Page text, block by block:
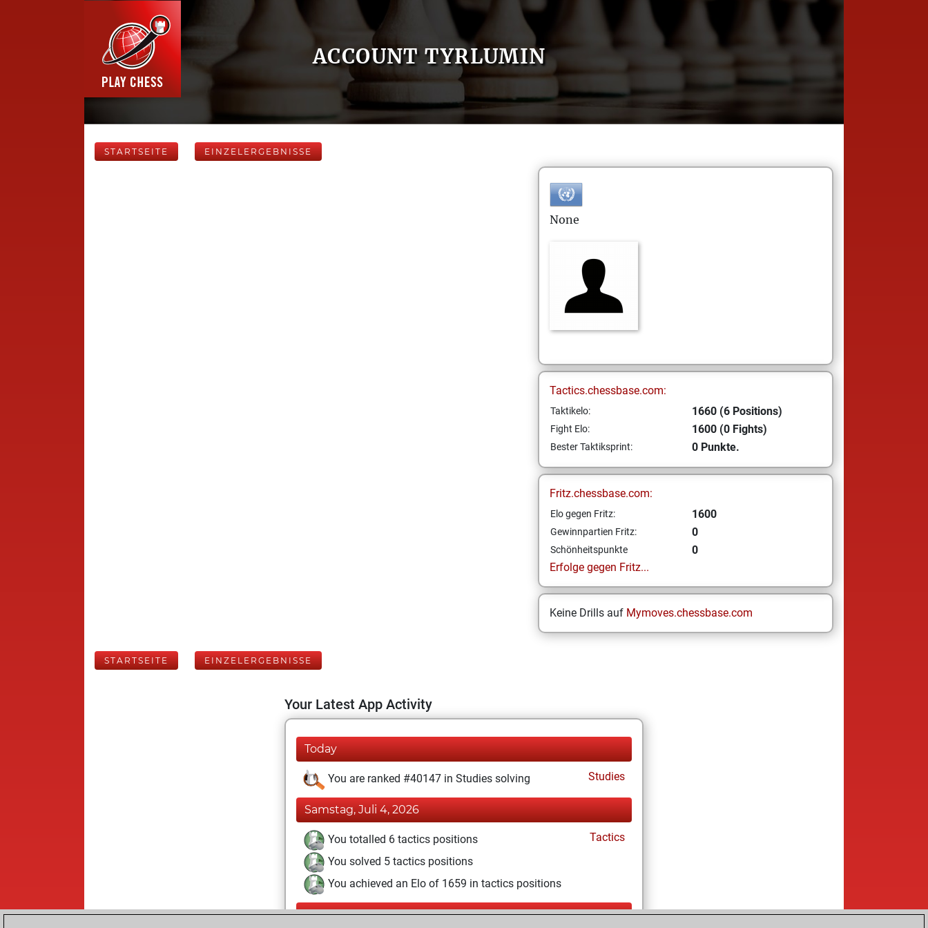
ACCOUNT TYRLUMIN
STARTSEITE EINZELERGEBNISSE
None
Tactics.chessbase.com:
Taktikelo: 1660 (6 Positions)
Fight Elo: 1600 (0 Fights)
Bester Taktiksprint: 0 Punkte.
Fritz.chessbase.com:
Elo gegen Fritz: 1600
Gewinnpartien Fritz: 0
Schönheitspunkte
0
Erfolge gegen Fritz...
Keine Drills auf Mymoves.chessbase.com
STARTSEITE EINZELERGEBNISSE
Your Latest App Activity
Today
You are ranked #40147 in Studies solving Studies
Samstag, Juli 4, 2026
You totalled 6 tactics positions
Tactics
You solved 5 tactics positions
You achieved an Elo of 1659 in tactics positions
Freitag, Januar 16, 2026